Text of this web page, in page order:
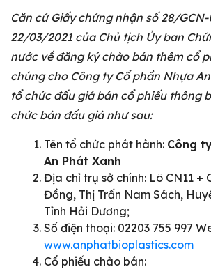
Căn cứ Giấy chứng nhận số 28/
22/03/2021 của Chủ tịch Ủy ban
nước về đăng ký chào bán thêm cổ
chúng cho Công ty Cổ phần Nhựa
tổ chức đấu giá bán cổ phiếu thông
chức bán đấu giá như sau:
Tên tổ chức phát hành: Công
An Phát Xanh
Địa chỉ trụ sở chính: Lô CN11 +
Đồng, Thị Trấn Nam Sách,
Tỉnh Hải Dương;
Số điện thoại: 02203 755 997
www.anphatbioplastics.com
Cổ phiếu chào bán: